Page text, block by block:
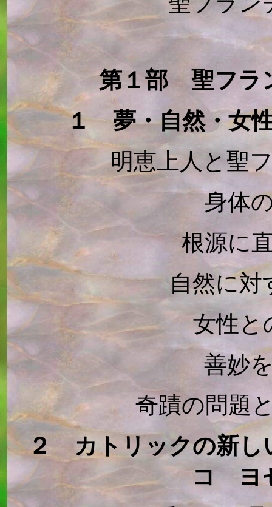
第１部 聖フラ
１ 夢・自然・女
明恵上人と聖
身体
根源に
自然に対
女性と
善妙
奇蹟の問題
２ カトリックの新し
コ ヨ